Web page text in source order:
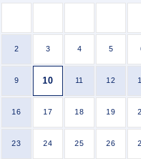
2 3 4 5
9 10 11 12
16 17 18 19
23 24 25 26